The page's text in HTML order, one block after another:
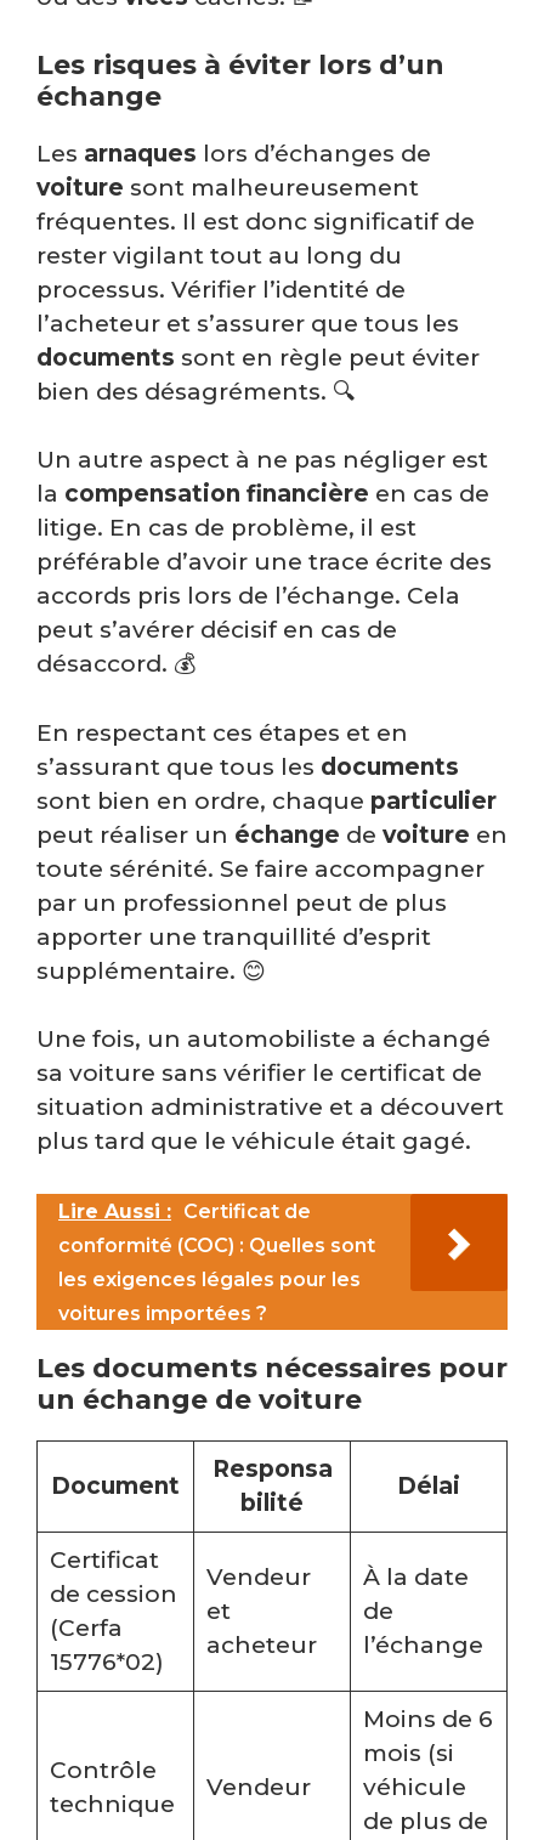
Les risques à éviter lors d’un
échange
Les arnaques lors d’échanges de
voiture sont malheureusement
fréquentes. Il est donc significatif de
rester vigilant tout au long du
processus. Vérifier l’identité de
l’acheteur et s’assurer que tous les
documents sont en règle peut éviter
bien des désagréments. 🔍
Un autre aspect à ne pas négliger est
la compensation financière en cas de
litige. En cas de problème, il est
préférable d’avoir une trace écrite des
accords pris lors de l’échange. Cela
peut s’avérer décisif en cas de
désaccord. 💰
En respectant ces étapes et en
s’assurant que tous les documents
sont bien en ordre, chaque particulier
peut réaliser un échange de voiture en
toute sérénité. Se faire accompagner
par un professionnel peut de plus
apporter une tranquillité d’esprit
supplémentaire. 😊
Une fois, un automobiliste a échangé
sa voiture sans vérifier le certificat de
situation administrative et a découvert
plus tard que le véhicule était gagé.
Lire Aussi : Certificat de
conformité (COC) : Quelles sont
les exigences légales pour les
voitures importées ?
Les documents nécessaires pour
un échange de voiture
Document
Responsa
bilité
Délai
Certificat
de cession
(Cerfa
15776*02)
Vendeur
et
acheteur
À la date
de
l’échange
Contrôle
technique
Vendeur
Moins de 6
mois (si
véhicule
de plus de